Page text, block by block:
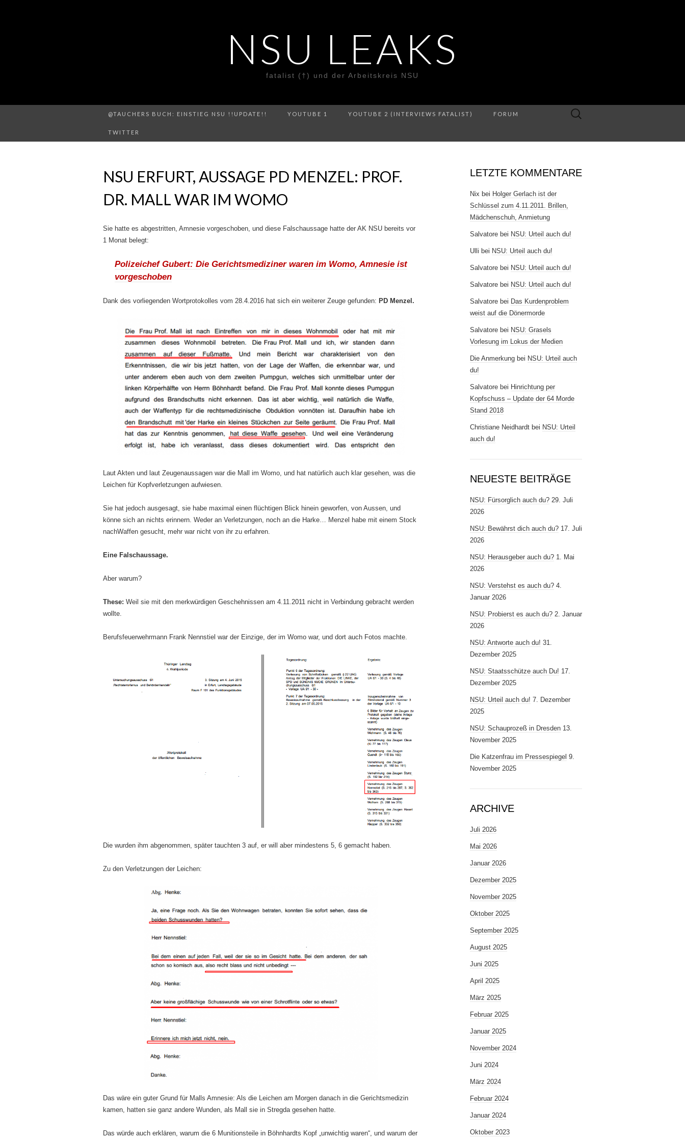
NSU LEAKS
fatalist (†) und der Arbeitskreis NSU
@TAUCHERS BUCH: EINSTIEG NSU !!UPDATE!! YOUTUBE 1 YOUTUBE 2 (INTERVIEWS FATALIST) FORUM
TWITTER
Suche
NSU ERFURT, AUSSAGE PD MENZEL: PROF.
DR. MALL WAR IM WOMO
Sie hatte es abgestritten, Amnesie vorgeschoben, und diese Falschaussage hatte der AK NSU bereits vor
1 Monat belegt:
Polizeichef Gubert: Die Gerichtsmediziner waren im Womo, Amnesie ist
vorgeschoben
Dank des vorliegenden Wortprotokolles vom 28.4.2016 hat sich ein weiterer Zeuge gefunden: PD Menzel.
Laut Akten und laut Zeugenaussagen war die Mall im Womo, und hat natürlich auch klar gesehen, was die
Leichen für Kopfverletzungen aufwiesen.
Sie hat jedoch ausgesagt, sie habe maximal einen flüchtigen Blick hinein geworfen, von Aussen, und
könne sich an nichts erinnern. Weder an Verletzungen, noch an die Harke… Menzel habe mit einem Stock
nachWaffen gesucht, mehr war nicht von ihr zu erfahren.
Eine Falschaussage.
Aber warum?
These: Weil sie mit den merkwürdigen Geschehnissen am 4.11.2011 nicht in Verbindung gebracht werden
wollte.
Berufsfeuerwehrmann Frank Nennstiel war der Einzige, der im Womo war, und dort auch Fotos machte.
Die wurden ihm abgenommen, später tauchten 3 auf, er will aber mindestens 5, 6 gemacht haben.
Zu den Verletzungen der Leichen:
Das wäre ein guter Grund für Malls Amnesie: Als die Leichen am Morgen danach in die Gerichtsmedizin
kamen, hatten sie ganz andere Wunden, als Mall sie in Stregda gesehen hatte.
Das würde auch erklären, warum die 6 Munitionsteile in Böhnhardts Kopf „unwichtig waren“, und warum der
LETZTE KOMMENTARE
Nix bei Holger Gerlach ist der
Schlüssel zum 4.11.2011. Brillen,
Mädchenschuh, Anmietung
Salvatore bei NSU: Urteil auch du!
Ulli bei NSU: Urteil auch du!
Salvatore bei NSU: Urteil auch du!
Salvatore bei NSU: Urteil auch du!
Salvatore bei Das Kurdenproblem
weist auf die Dönermorde
Salvatore bei NSU: Grasels
Vorlesung im Lokus der Medien
Die Anmerkung bei NSU: Urteil auch
du!
Salvatore bei Hinrichtung per
Kopfschuss – Update der 64 Morde
Stand 2018
Christiane Neidhardt bei NSU: Urteil
auch du!
NEUESTE BEITRÄGE
NSU: Fürsorglich auch du? 29. Juli
2026
NSU: Bewährst dich auch du? 17. Juli
2026
NSU: Herausgeber auch du? 1. Mai
2026
NSU: Verstehst es auch du? 4.
Januar 2026
NSU: Probierst es auch du? 2. Januar
2026
NSU: Antworte auch du! 31.
Dezember 2025
NSU: Staatsschütze auch Du! 17.
Dezember 2025
NSU: Urteil auch du! 7. Dezember
2025
NSU: Schauprozeß in Dresden 13.
November 2025
Die Katzenfrau im Pressespiegel 9.
November 2025
ARCHIVE
Juli 2026
Mai 2026
Januar 2026
Dezember 2025
November 2025
Oktober 2025
September 2025
August 2025
Juni 2025
April 2025
März 2025
Februar 2025
Januar 2025
November 2024
Juni 2024
März 2024
Februar 2024
Januar 2024
Oktober 2023